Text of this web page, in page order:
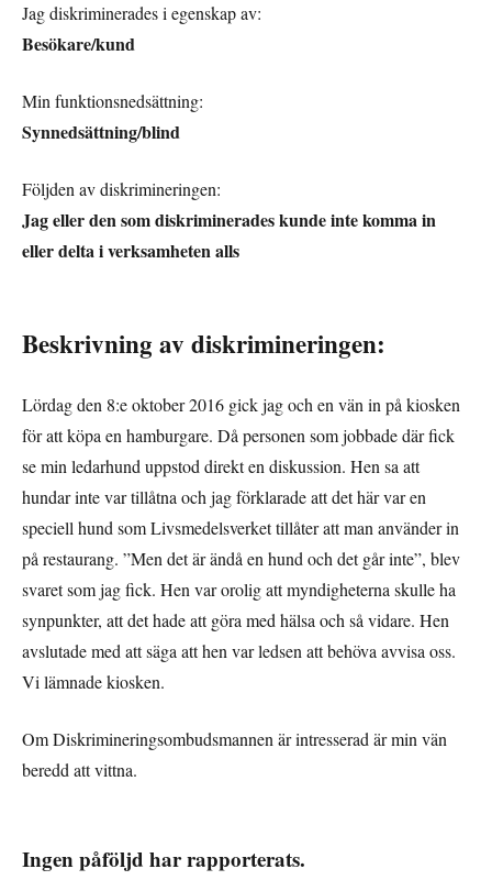
Jag diskriminerades i egenskap av:
Besökare/kund
Min funktionsnedsättning:
Synnedsättning/blind
Följden av diskrimineringen:
Jag eller den som diskriminerades kunde inte komma in
eller delta i verksamheten alls
Beskrivning av diskrimineringen:
Lördag den 8:e oktober 2016 gick jag och en vän in på kiosken
för att köpa en hamburgare. Då personen som jobbade där fick
se min ledarhund uppstod direkt en diskussion. Hen sa att
hundar inte var tillåtna och jag förklarade att det här var en
speciell hund som Livsmedelsverket tillåter att man använder in
på restaurang. ”Men det är ändå en hund och det går inte”, blev
svaret som jag fick. Hen var orolig att myndigheterna skulle ha
synpunkter, att det hade att göra med hälsa och så vidare. Hen
avslutade med att säga att hen var ledsen att behöva avvisa oss.
Vi lämnade kiosken.
Om Diskrimineringsombudsmannen är intresserad är min vän
beredd att vittna.
Ingen påföljd har rapporterats.